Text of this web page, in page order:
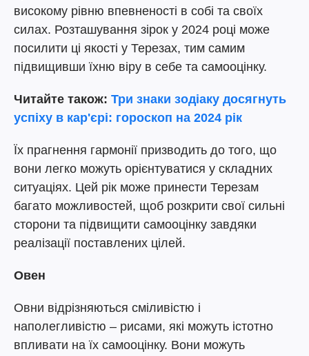
високому рівню впевненості в собі та своїх
силах. Розташування зірок у 2024 році може
посилити ці якості у Терезах, тим самим
підвищивши їхню віру в себе та самооцінку.
Читайте також: Три знаки зодіаку досягнуть
успіху в кар'єрі: гороскоп на 2024 рік
Їх прагнення гармонії призводить до того, що
вони легко можуть орієнтуватися у складних
ситуаціях. Цей рік може принести Терезам
багато можливостей, щоб розкрити свої сильні
сторони та підвищити самооцінку завдяки
реалізації поставлених цілей.
Овен
Овни відрізняються сміливістю і
наполегливістю – рисами, які можуть істотно
впливати на їх самооцінку. Вони можуть